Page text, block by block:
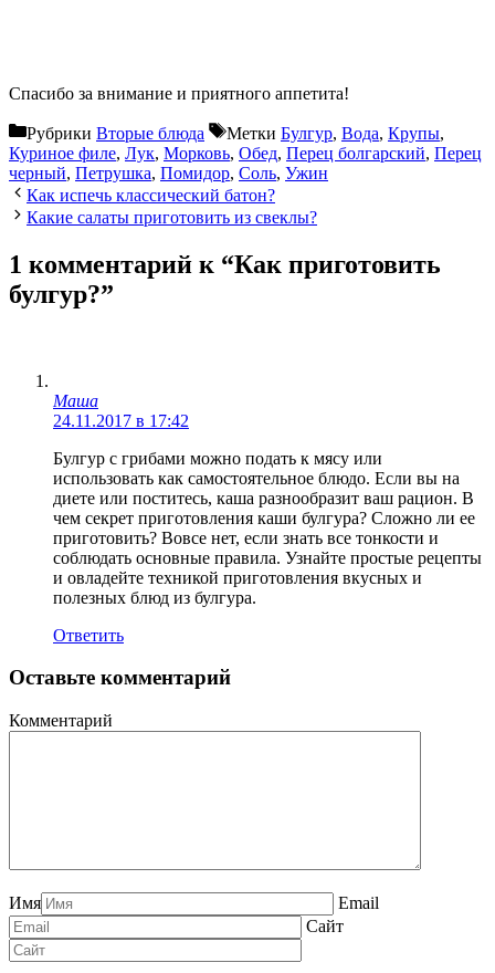
Спасибо за внимание и приятного аппетита!
Рубрики Вторые блюда Метки Булгур, Вода, Крупы,
Куриное филе, Лук, Морковь, Обед, Перец болгарский, Перец
черный, Петрушка, Помидор, Соль, Ужин
Как испечь классический батон?
Какие салаты приготовить из свеклы?
1 комментарий к “Как приготовить
булгур?”
Маша
24.11.2017 в 17:42
Булгур с грибами можно подать к мясу или
использовать как самостоятельное блюдо. Если вы на
диете или поститесь, каша разнообразит ваш рацион. В
чем секрет приготовления каши булгура? Сложно ли ее
приготовить? Вовсе нет, если знать все тонкости и
соблюдать основные правила. Узнайте простые рецепты
и овладейте техникой приготовления вкусных и
полезных блюд из булгура.
Ответить
Оставьте комментарий
Комментарий
Имя
Email
Сайт